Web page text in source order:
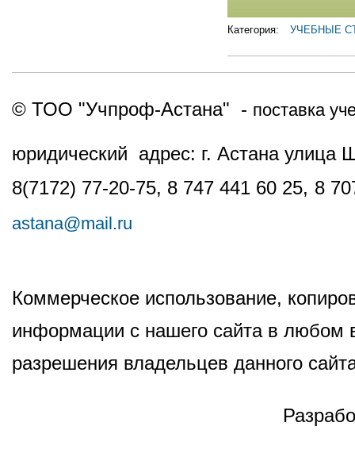
Категория: УЧЕБНЫЕ
© ТОО "Учпроф-Астана" - поставка
юридический адрес: г. Астана
8(7172) 77-20-75, 8 747 441 60 25, 8
astana@mail.ru
Коммерческое использование,
информации с нашего сайта в любом
разрешения владельцев данного